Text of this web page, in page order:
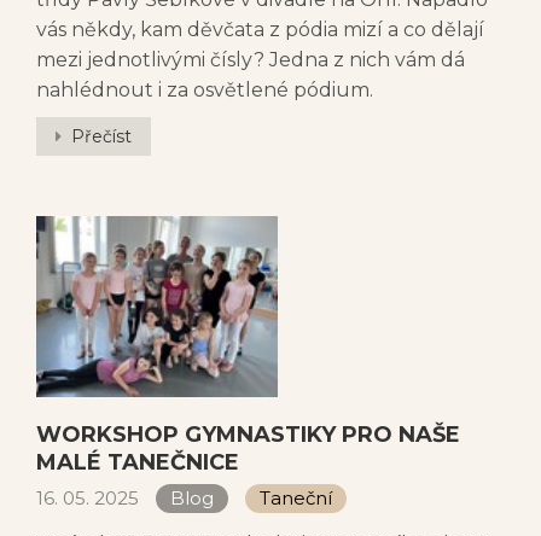
vás někdy, kam děvčata z pódia mizí a co dělají
mezi jednotlivými čísly? Jedna z nich vám dá
nahlédnout i za osvětlené pódium.
Přečíst
WORKSHOP GYMNASTIKY PRO NAŠE
MALÉ TANEČNICE
16. 05. 2025 Blog
Taneční